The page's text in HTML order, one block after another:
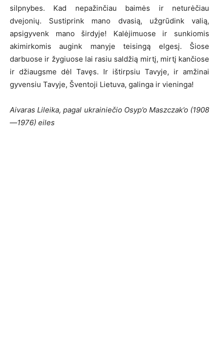
silpnybes. Kad nepažinčiau baimės ir neturėčiau
dvejonių. Sustiprink mano dvasią, užgrūdink valią,
apsigyvenk mano širdyje! Kalėjimuose ir sunkiomis
akimirkomis augink manyje teisingą elgesį. Šiose
darbuose ir žygiuose lai rasiu saldžią mirtį, mirtį kančiose
ir džiaugsme dėl Tavęs. Ir ištirpsiu Tavyje, ir amžinai
gyvensiu Tavyje, Šventoji Lietuva, galinga ir vieninga!
Aivaras Lileika, pagal ukrainiečio Osyp’o Maszczak’o (1908
—1976) eiles